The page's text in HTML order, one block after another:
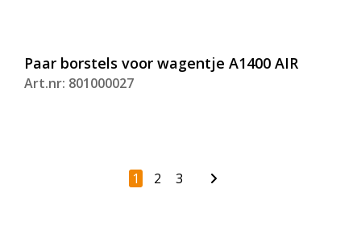
Paar borstels voor wagentje A1400 AIR
Art.nr: 801000027
1 2 3